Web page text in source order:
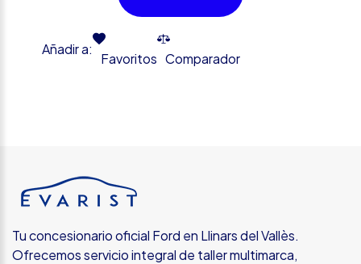
Añadir a:
Favoritos Comparador
Tu concesionario oficial Ford en Llinars del Vallès.
Ofrecemos servicio integral de taller multimarca,